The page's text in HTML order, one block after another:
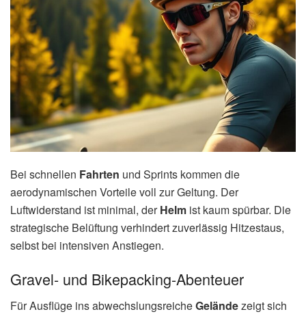
Bei schnellen Fahrten und Sprints kommen die
aerodynamischen Vorteile voll zur Geltung. Der
Luftwiderstand ist minimal, derHelm ist kaum spürbar. Die
strategische Belüftung verhindert zuverlässig Hitzestaus,
selbst bei intensiven Anstiegen.
Gravel- und Bikepacking-Abenteuer
Für Ausflüge ins abwechslungsreicheGeländezeigt sich